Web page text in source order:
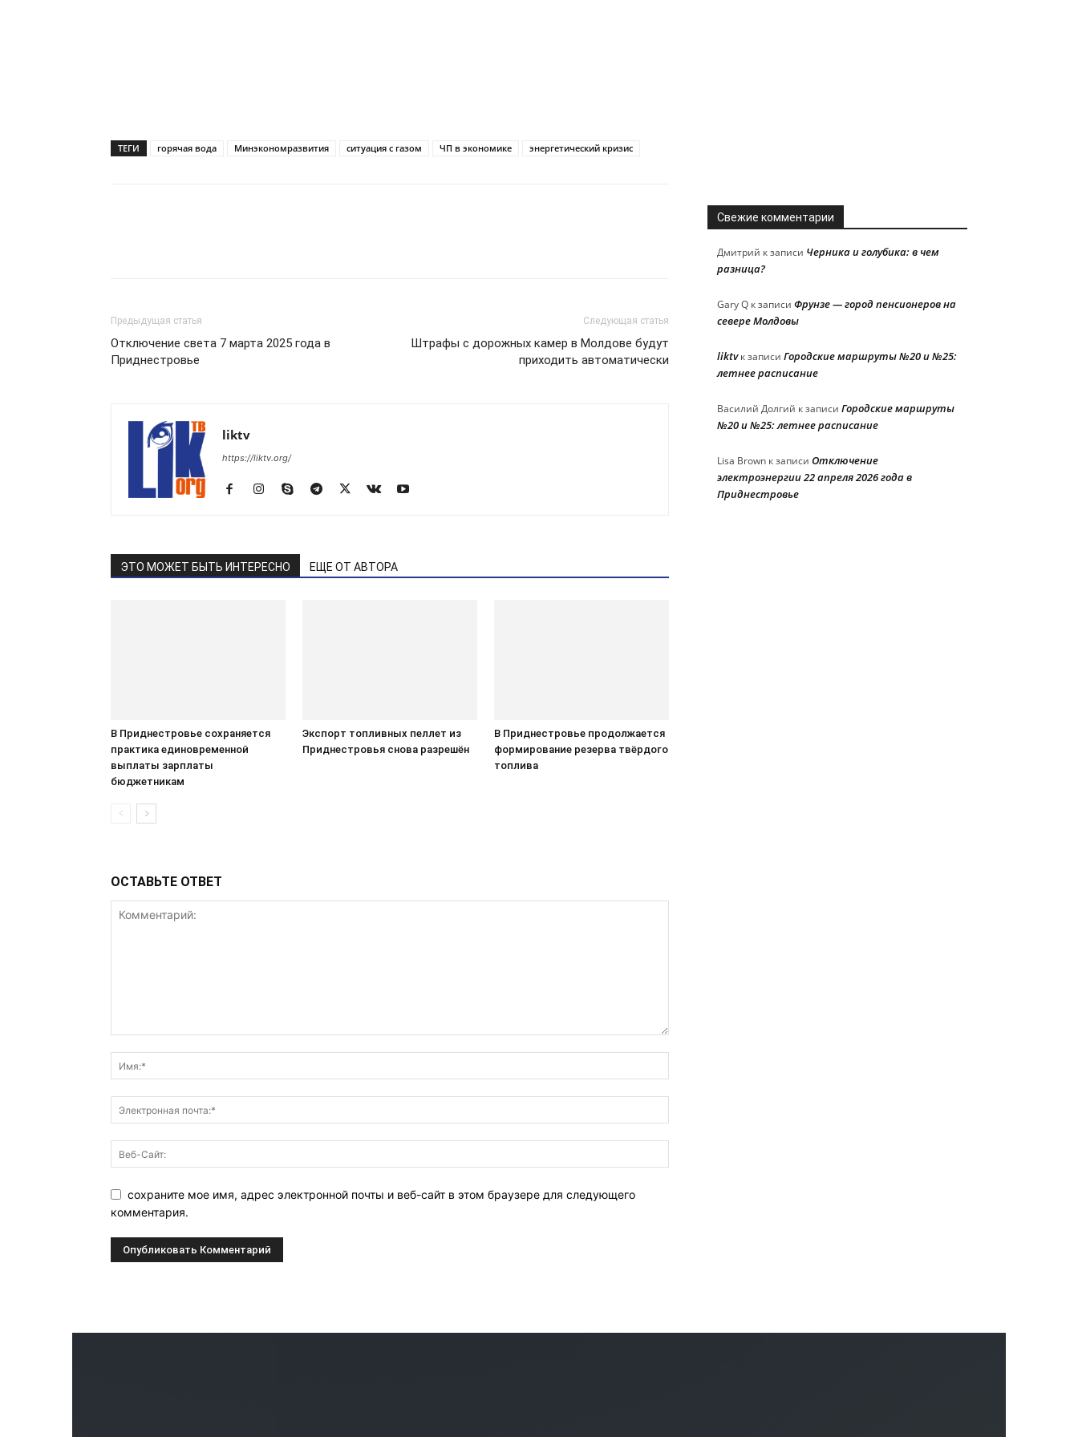
ТЕГИ горячая вода Минэкономразвития ситуация с газом ЧП в экономике энергетический кризис
Предыдущая статья
Отключение света 7 марта 2025 года в
Приднестровье
Следующая статья
Штрафы с дорожных камер в Молдове будут
приходить автоматически
liktv
https://liktv.org/
ЭТО МОЖЕТ БЫТЬ ИНТЕРЕСНО ЕЩЕ ОТ АВТОРА
В Приднестровье сохраняется
практика единовременной
выплаты зарплаты
бюджетникам
Экспорт топливных пеллет из
Приднестровья снова разрешён
В Приднестровье продолжается
формирование резерва твёрдого
топлива
ОСТАВЬТЕ ОТВЕТ
сохраните мое имя, адрес электронной почты и веб-сайт в этом браузере для следующего
комментария.
Свежие комментарии
Дмитрий к записи Черника и голубика: в чем
разница?
Gary Q к записи Фрунзе — город пенсионеров на
севере Молдовы
liktvк записи Городские маршруты №20 и №25:
летнее расписание
Василий Долгий к записи Городские маршруты
№20 и №25: летнее расписание
Lisa Brown к записи Отключение
электроэнергии 22 апреля 2026 года в
Приднестровье